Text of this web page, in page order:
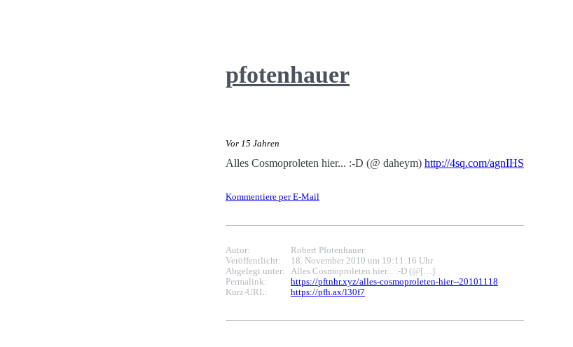
pfotenhauer
Vor 15 Jahren
Alles Cosmoproleten hier... :-D (@ daheym) http://4sq.com/agnIHS
Kommentiere per E-Mail
Autor:
Robert Pfotenhauer
Veröffentlicht:
18. November 2010 um 19:11:16 Uhr
Abgelegt unter:
Alles Cosmoproleten hier... :-D (@[…]
Permalink:
https://pftnhr.xyz/alles-cosmoproleten-hier--20101118
Kurz-URL:
https://pfh.ax/l30f7